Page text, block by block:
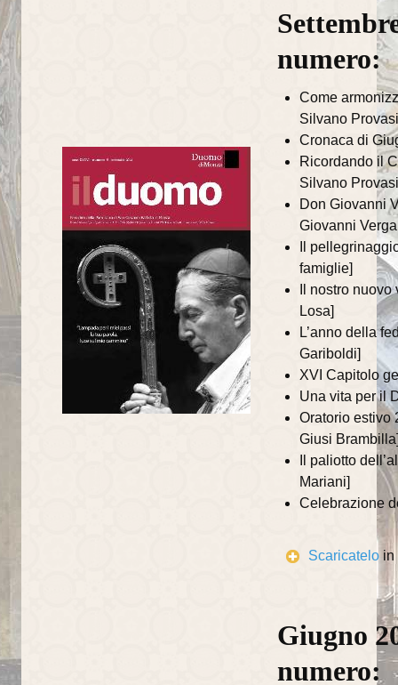
Gruppo famiglie
Gruppo missionario duomo
Associazioni
Caritas
Centro di Aiuto alla Vita
UNITALSI
Centro Orientamento Famiglia
numero:
Come
Silvano
Cronaca di
Ricordando il
Silvano
Don Giovanni
Giovanni
Il
famiglie]
Il nostro
Losa]
L’anno della
Gariboldi]
XVI Capitolo
Una vita per il
Oratorio estivo
Giusi
Il paliotto
Mariani]
Celebrazione
Scaricatelo in
Giugno
numero: